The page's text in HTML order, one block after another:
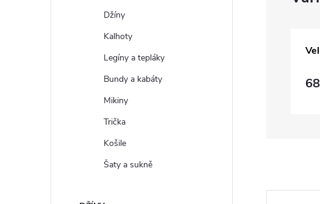
Džíny
Kalhoty
Legíny a tepláky
Bundy a kabáty
Mikiny
Trička
Košile
Šaty a sukně